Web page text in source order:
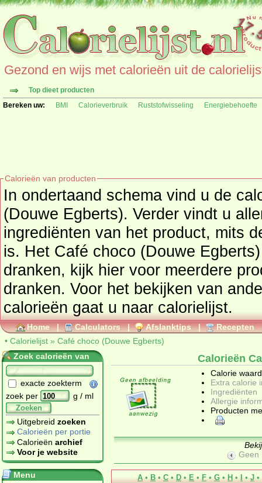
Gezond en wijs met calorieën uit de
Top dieet producten
Bereken uw:
BMI Calorieverbruik Ruststofwisseling Energiebehoefte
Calorieën van producten
In ondertaand schema vind u de
(Douwe Egberts). Verder vindt u
ingrediënten van het product, mits deze informatie beschikbaar
is. Het Café choco (Douwe
dranken, kijk hier voor meerdere
dranken. Voor het bekijken van
calorieën gaat u naar calorielijst.
Home | Calculators | Afslanktips | Recepten
• Calorielijst » Café choco (Douwe Egberts)
Zoek calorieën van
exacte zoekterm
zoek per
g / ml
Zoeken
Uitgebreid zoeken
Calorieën per portie
Calorieën archief
Voor je website
Menu
Calorieën
Calorie
Extra calorie
Ingrediënten
Allergie
Producten
Geen
A • B • C • D • E • F • G • H • I • J •